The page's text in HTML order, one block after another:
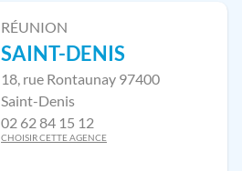
RÉUNION
SAINT-DENIS
18, rue Rontaunay 97400
Saint-Denis
02 62 84 15 12
CHOISIR CETTE AGENCE